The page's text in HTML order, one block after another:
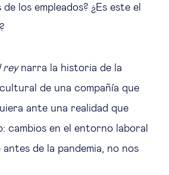
& ciencias del comportamiento
del futuro
jurídica
los empleados? ¿Es este el
reynarra la historia de la
de una compañía que
ante una realidad que
cambios en el entorno laboral
antes de la pandemia, no nos